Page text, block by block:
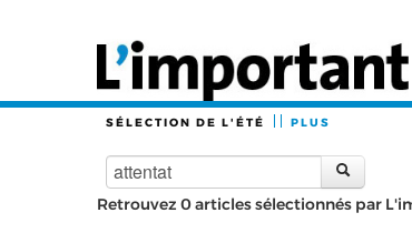
SÉLECTION DE L'ÉTÉ PLUS
Retrouvez 0 articles sélectionnés par